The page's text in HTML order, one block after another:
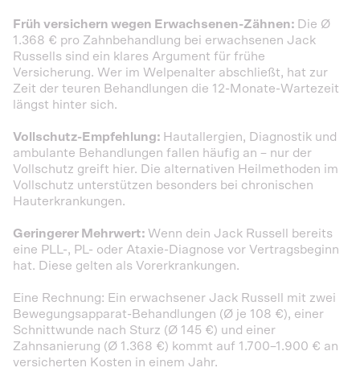
Früh versichern wegen Erwachsenen-Zähnen: Die Ø
1.368 € pro Zahnbehandlung bei erwachsenen Jack
Russells sind ein klares Argument für frühe
Versicherung. Wer im Welpenalter abschließt, hat zur
Zeit der teuren Behandlungen die 12-Monate-Wartezeit
längst hinter sich.
Vollschutz-Empfehlung: Hautallergien, Diagnostik und
ambulante Behandlungen fallen häufig an – nur der
Vollschutz greift hier. Die alternativen Heilmethoden im
Vollschutz unterstützen besonders bei chronischen
Hauterkrankungen.
Geringerer Mehrwert: Wenn dein Jack Russell bereits
eine PLL-, PL- oder Ataxie-Diagnose vor Vertragsbeginn
hat. Diese gelten als Vorerkrankungen.
Eine Rechnung: Ein erwachsener Jack Russell mit zwei
Bewegungsapparat-Behandlungen (Ø je 108 €), einer
Schnittwunde nach Sturz (Ø 145 €) und einer
Zahnsanierung (Ø 1.368 €) kommt auf 1.700–1.900 € an
versicherten Kosten in einem Jahr.